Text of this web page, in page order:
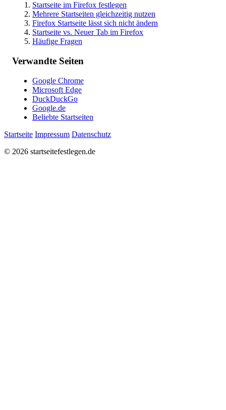
Startseite im Firefox festlegen
Mehrere Startseiten gleichzeitig nutzen
Firefox Startseite lässt sich nicht ändern
Startseite vs. Neuer Tab im Firefox
Häufige Fragen
Verwandte Seiten
Google Chrome
Microsoft Edge
DuckDuckGo
Google.de
Beliebte Startseiten
Startseite Impressum Datenschutz
© 2026 startseitefestlegen.de